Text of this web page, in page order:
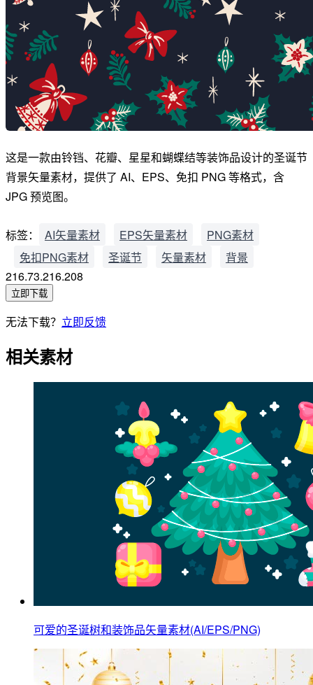
这是一款由铃铛、花瓣、星星和蝴蝶结等装饰品设计的圣诞节
背景矢量素材，提供了 AI、EPS、免扣 PNG 等格式，含
JPG 预览图。
标签： AI矢量素材 EPS矢量素材
PNG素材
免扣PNG素材
圣诞节 矢量素材
背景
216.73.216.208
立即下载
无法下载？ 立即反馈
相关素材
可爱的圣诞树和装饰品矢量素材(AI/EPS/PNG)